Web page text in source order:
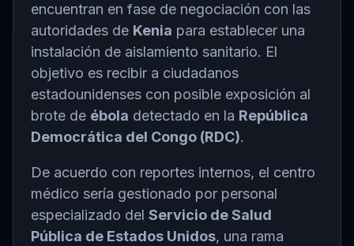
encuentran en fase de negociación con las
autoridades de Kenia para establecer una
instalación de aislamiento sanitario. El
objetivo es recibir a ciudadanos
estadounidenses con posible exposición al
brote de ébola detectado en la República
Democrática del Congo (RDC).
De acuerdo con reportes internos, el centro
médico sería gestionado por personal
especializado del Servicio de Salud
Pública de Estados Unidos, una rama